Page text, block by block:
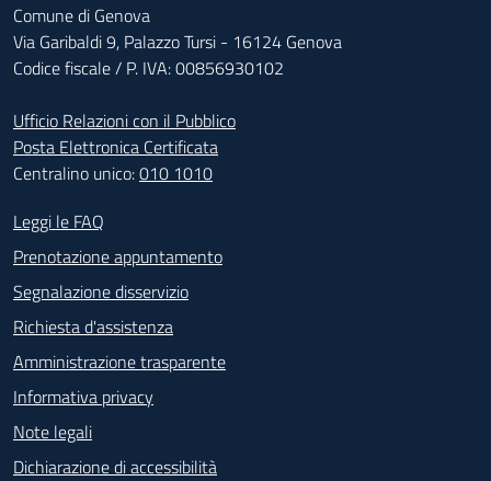
Comune di Genova
Via Garibaldi 9, Palazzo Tursi - 16124 Genova
Codice fiscale / P. IVA: 00856930102
Ufficio Relazioni con il Pubblico
Posta Elettronica Certificata
Centralino unico:010 1010
Footer - Contatti
Leggi le FAQ
Prenotazione appuntamento
Segnalazione disservizio
Richiesta d'assistenza
Amministrazione trasparente
Informativa privacy
Note legali
Dichiarazione di accessibilità